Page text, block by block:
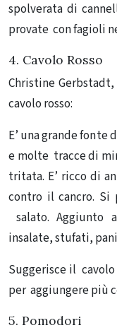
spolverata di
provate con fagioli
4. Cavolo Rosso
Christine
cavolo rosso:
E’ una grande fonte
e molte tracce di
tritata. E’ ricco di
contro il cancro. Si
salato. Aggiunto
insalate, stufati,
Suggerisce il
per aggiungere più
5. Pomodori